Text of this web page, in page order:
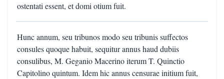
ostentati essent, et domi otium fuit.
Hunc annum, seu tribunos modo seu tribunis suffectos
consules quoque habuit, sequitur annus haud dubiis
consulibus, M. Geganio Macerino iterum T. Quinctio
Capitolino quintum. Idem hic annus censurae initium fuit,